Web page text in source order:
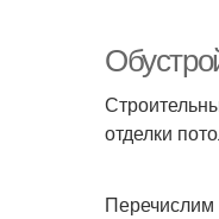
отделки
Перечислим